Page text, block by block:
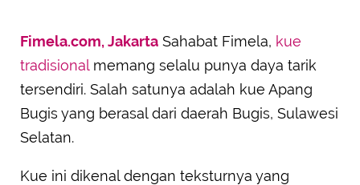
SUBMIT REVIEW
Fimela.com, Jakarta Sahabat Fimela, kue
tradisionalmemang selalu punya daya tarik
tersendiri. Salah satunya adalah kue Apang
Bugis yang berasal dari daerah Bugis, Sulawesi
Selatan.
Kue ini dikenal dengan teksturnya yang